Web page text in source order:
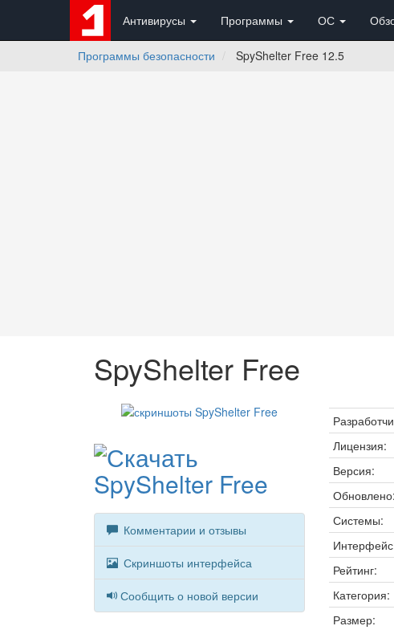
Антивирусы Программы ОС
Программы безопасности SpyShelter Free 12.5
SpyShelter Free
Комментарии и отзывы
Скриншоты интерфейса
Сообщить о новой версии
Лицензия:
Версия:
Обновлено:
Системы:
Рейтинг:
Категория:
Размер: